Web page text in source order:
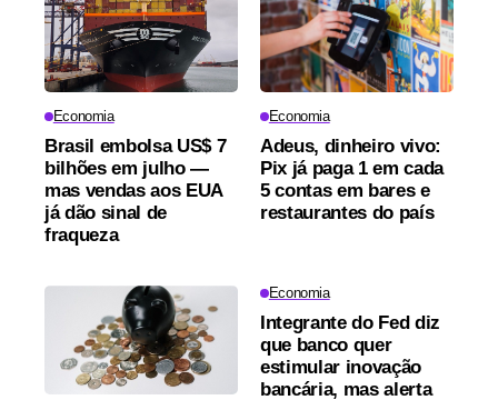
Economia
Brasil embolsa US$ 7
bilhões em julho —
mas vendas aos EUA
já dão sinal de
fraqueza
Economia
Adeus, dinheiro vivo:
Pix já paga 1 em cada
5 contas em bares e
restaurantes do país
Economia
Integrante do Fed diz
que banco quer
estimular inovação
bancária, mas alerta